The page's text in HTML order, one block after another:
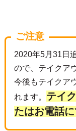
ご注意
2020年5月31日
ので、テイクア
今後もテイクア
れます。 テイ
たはお電話に